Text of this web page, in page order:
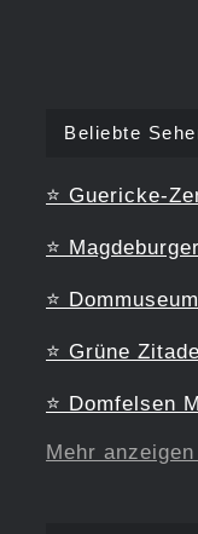
Beliebte
⭐ Guericke-
⭐
⭐
⭐ Grüne
⭐ Domfelsen
Mehr